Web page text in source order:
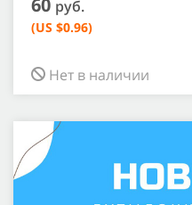
60 руб.
(US $0.96)
Нет в наличии